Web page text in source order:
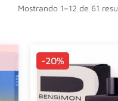
Mostrando 1–12 de 61
-20%